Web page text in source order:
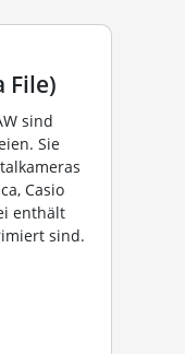
File)
sind
Sie
Casio
enthält
sind.